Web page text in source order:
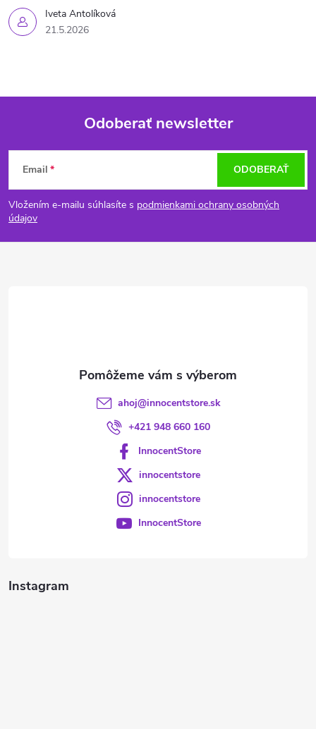
Iveta Antolíková
21.5.2026
Z
á
p
Odoberať newsletter
Email
Vložením e-mailu súhlasíte s podmienkami ochrany osobných
údajov
ODOBERAŤ
Instagram
ahoj@innocentstore.sk
+421 948 660 160
InnocentStore
innocentstore
innocentstore
InnocentStore